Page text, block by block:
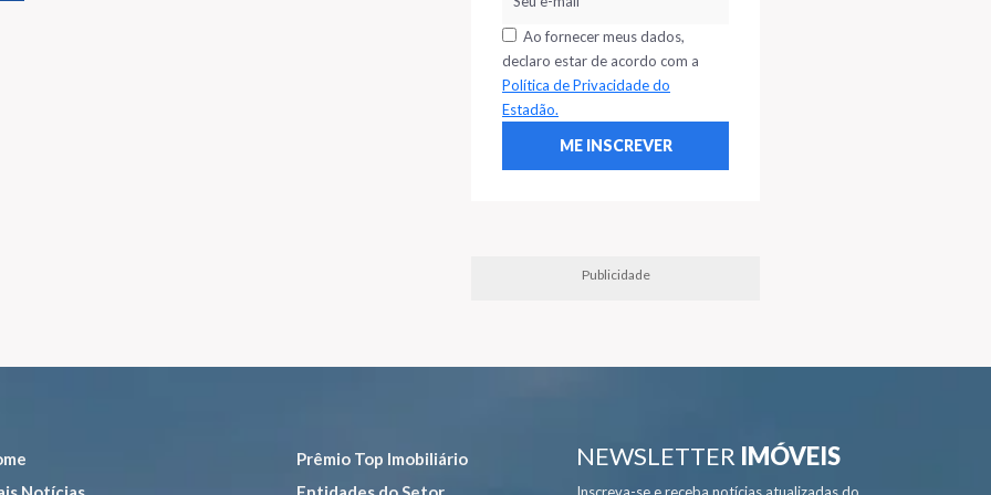
Ao fornecer meus dados,
declaro estar de acordo com a
Política de Privacidade do
Estadão.
Publicidade
Prêmio Top Imobiliário
NEWSLETTER IMÓVEIS